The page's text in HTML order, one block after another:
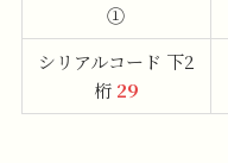
①
シリアルコード 下2
桁 29